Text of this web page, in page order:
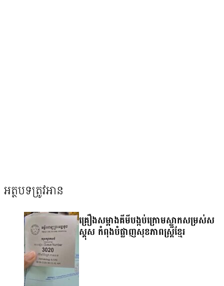
អត្ថបទត្រូវអាន
គ្រឿងសម្អាងគីមីបង្កប់ក្រោមស្លាកសម្រស់ស
ស្គុស កំពុងបំផ្លាញសុខភាពស្ត្រីខ្មែរ